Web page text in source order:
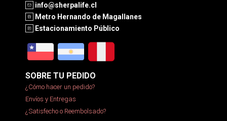
info@sherpalife.cl
Metro Hernando de Magallanes
Estacionamiento Público
SOBRE TU PEDIDO
¿Cómo hacer un pedido?
Envíos y Entregas
¿Satisfecho o Reembolsado?